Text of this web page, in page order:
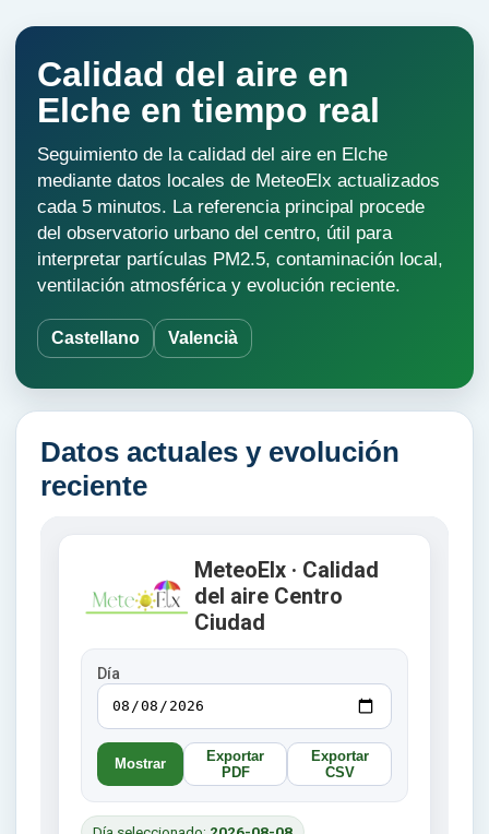
Calidad del aire en
Elche en tiempo real
Seguimiento de la calidad del aire en Elche
mediante datos locales de MeteoElx actualizados
cada 5 minutos. La referencia principal procede
del observatorio urbano del centro, útil para
interpretar partículas PM2.5, contaminación local,
ventilación atmosférica y evolución reciente.
Castellano Valencià
Datos actuales y evolución
reciente